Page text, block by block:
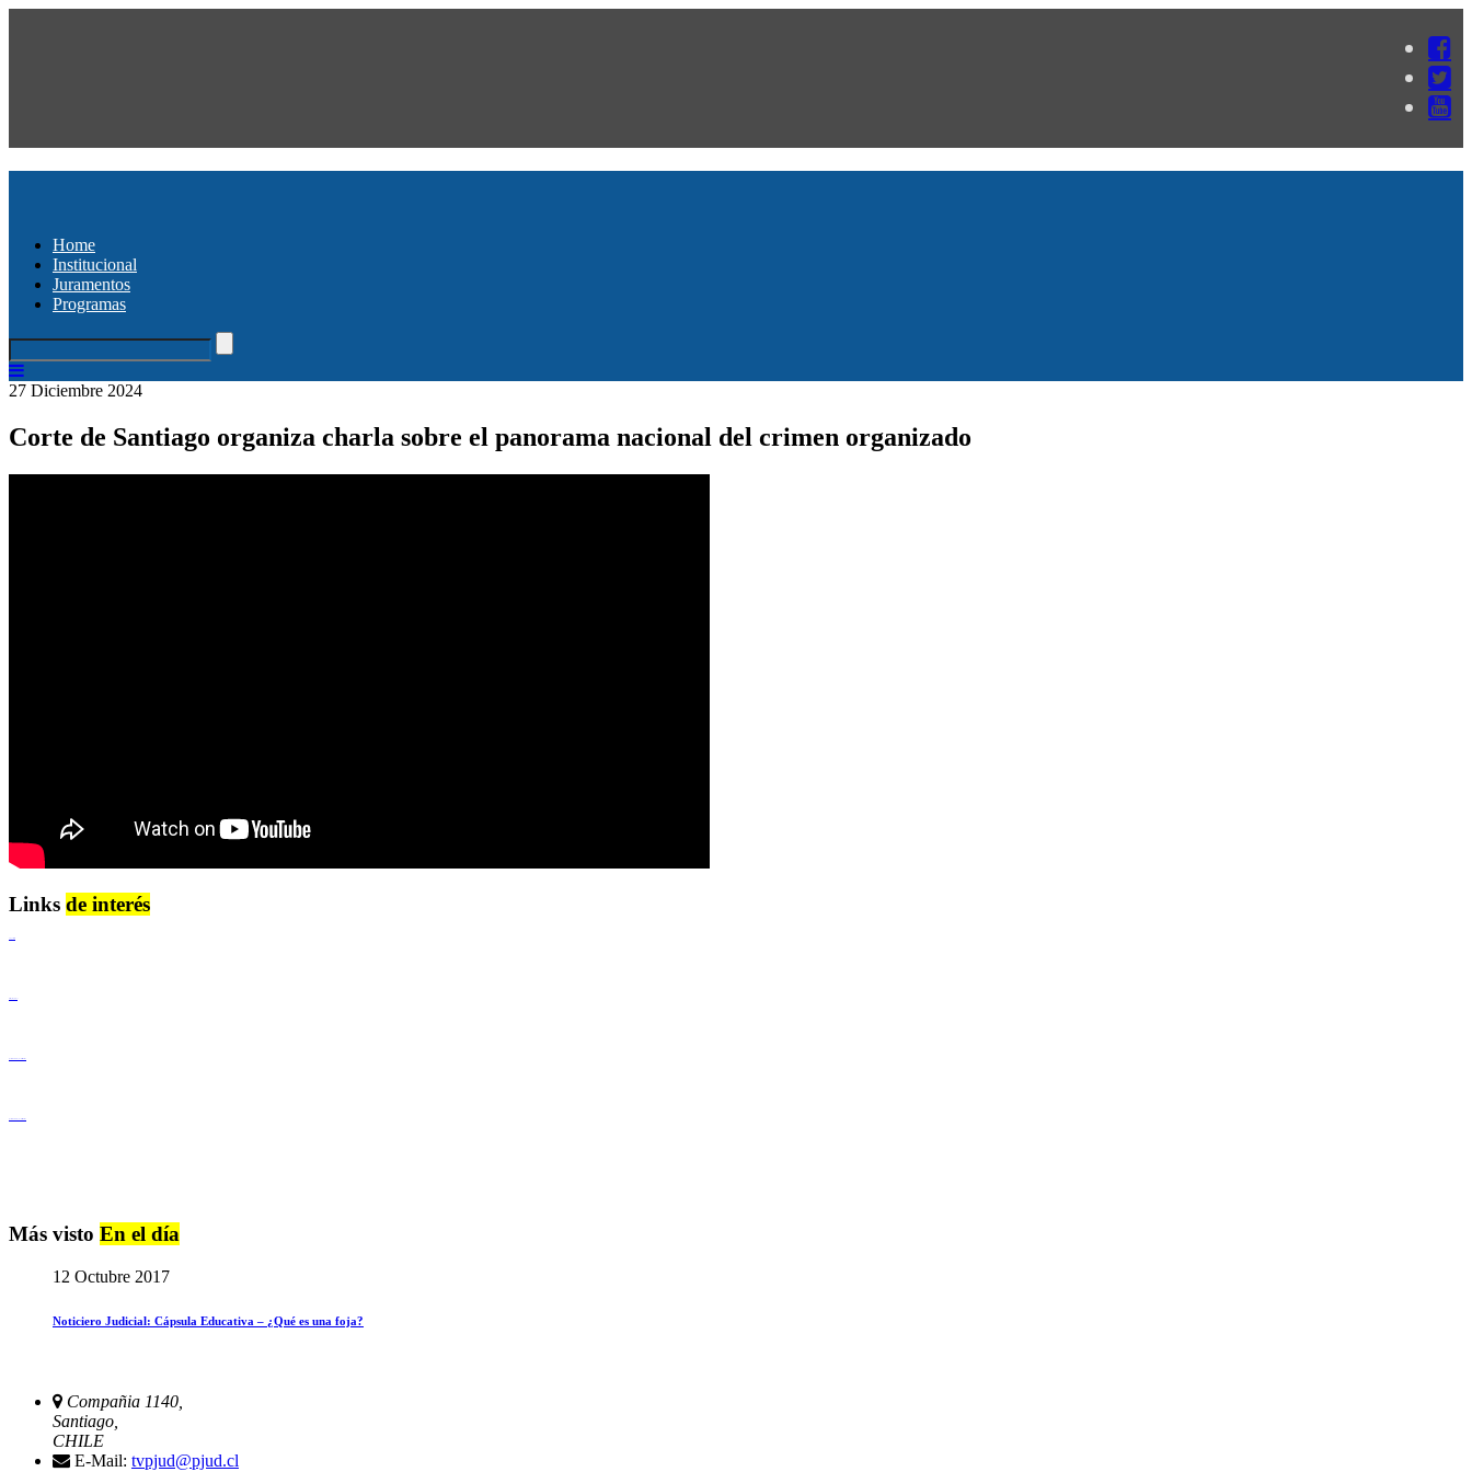
Home
Institucional
Juramentos
Programas
27 Diciembre 2024
Corte de Santiago organiza charla sobre el panorama nacional del crimen organizado
Links de interés
Más visto En el día
12 Octubre 2017
Noticiero Judicial: Cápsula Educativa – ¿Qué es una foja?
Compañia 1140,
Santiago,
CHILE
E-Mail: tvpjud@pjud.cl